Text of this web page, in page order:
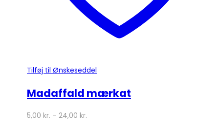
Tilføj til Ønskeseddel
Madaffald mærkat
5,00 kr. – 24,00 kr.